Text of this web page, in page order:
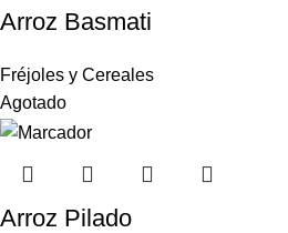
Arroz Basmati
Fréjoles y Cereales
Agotado
Arroz Pilado